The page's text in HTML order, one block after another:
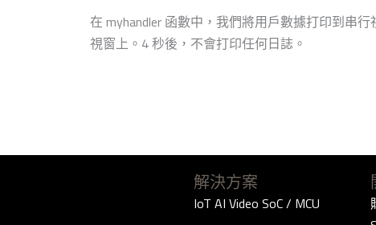
在 myhandler 函數中，我們將用戶數據打印到串
視窗上。4 秒後，不會打印任何日誌。
解決方案
IoT AI Video SoC / MCU